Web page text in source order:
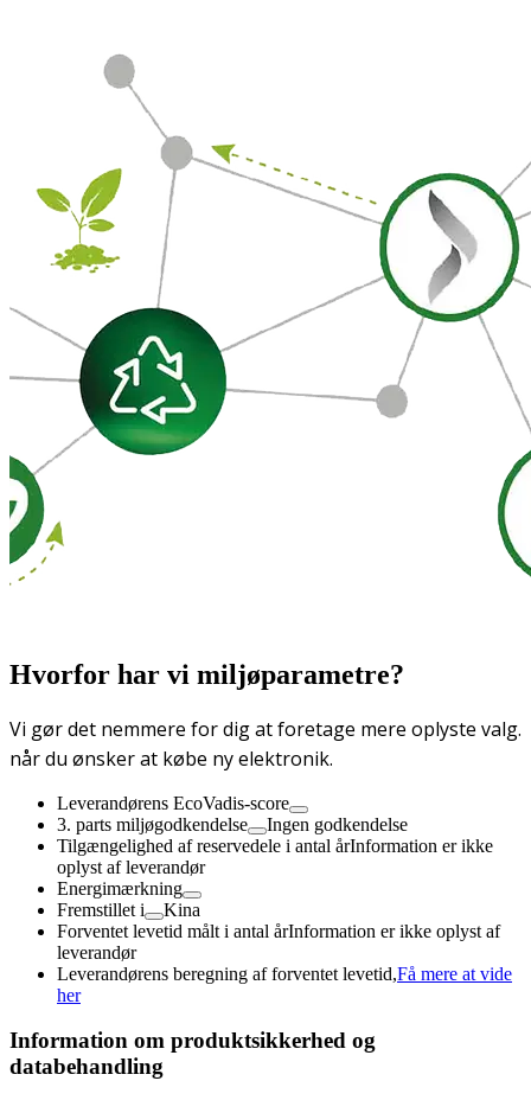
Hvorfor har vi miljøparametre?
Vi gør det nemmere for dig at foretage mere oplyste valg.
når du ønsker at købe ny elektronik.
Leverandørens EcoVadis-score
3. parts miljøgodkendelse
Ingen godkendelse
Tilgængelighed af reservedele i antal årInformation er ikke
oplyst af leverandør
Energimærkning
Fremstillet i
Kina
Forventet levetid målt i antal årInformation er ikke oplyst af
leverandør
Leverandørens beregning af forventet levetid,Få mere at vide
her
Information om produktsikkerhed og
databehandling